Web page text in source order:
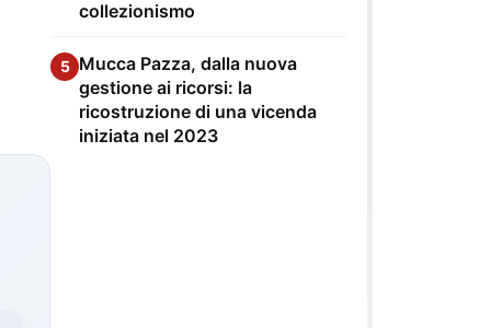
collezionismo
5 Mucca Pazza, dalla nuova
gestione ai ricorsi: la
ricostruzione di una vicenda
iniziata nel 2023